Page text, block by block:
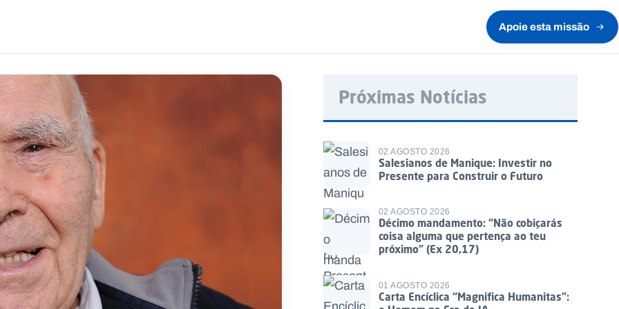
Apoie esta missão
Próximas Notícias
02 AGOSTO 2026
Salesianos de Manique: Investir no
Presente para Construir o Futuro
02 AGOSTO 2026
Décimo mandamento: “Não cobiçarás
coisa alguma que pertença ao teu
próximo” (Ex 20,17)
01 AGOSTO 2026
Carta Encíclica “Magnifica Humanitas”: